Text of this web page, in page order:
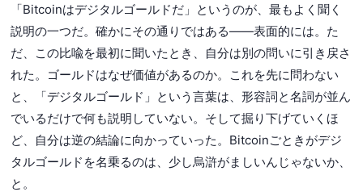
「Bitcoinはデジタルゴールドだ」というのが、最もよく聞く
説明の一つだ。確かにその通りではある——表面的には。た
だ、この比喩を最初に聞いたとき、自分は別の問いに引き戻さ
れた。ゴールドはなぜ価値があるのか。これを先に問わない
と、「デジタルゴールド」という言葉は、形容詞と名詞が並ん
でいるだけで何も説明していない。そして掘り下げていくほ
ど、自分は逆の結論に向かっていった。Bitcoinごときがデジ
タルゴールドを名乗るのは、少し烏滸がましいんじゃないか、
と。